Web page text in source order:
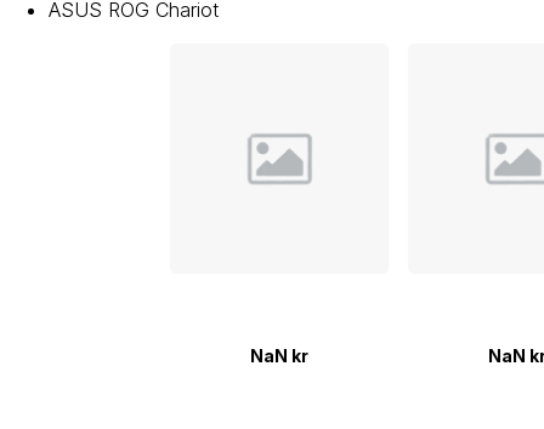
ASUS ROG Chariot
NaN kr NaN